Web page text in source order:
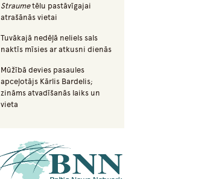
Straumetēlu pastāvīgajai
atrašānās vietai
Tuvākajā nedēļā neliels sals
naktīs mīsies ar atkusni dienās
Mūžībā devies pasaules
apceļotājs Kārlis Bardelis;
zināms atvadīšanās laiks un
vieta